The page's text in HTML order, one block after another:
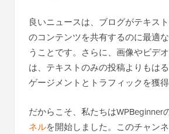
良いニュースは、ブログがテキス
のコンテンツを共有するのに最適
うことです。さらに、画像やビデ
は、テキストのみの投稿よりもは
ゲージメントとトラフィックを獲得
だからこそ、私たちはWPBeginner
ネルを開始しました。このチャン